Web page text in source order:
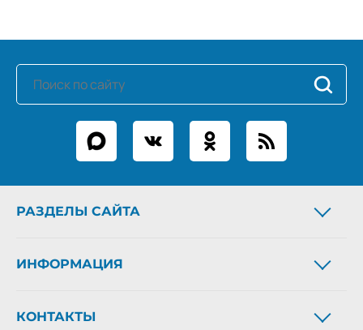
РАЗДЕЛЫ САЙТА
Статьи
Архив газеты
ИНФОРМАЦИЯ
Рекламодателям
КОНТАКТЫ